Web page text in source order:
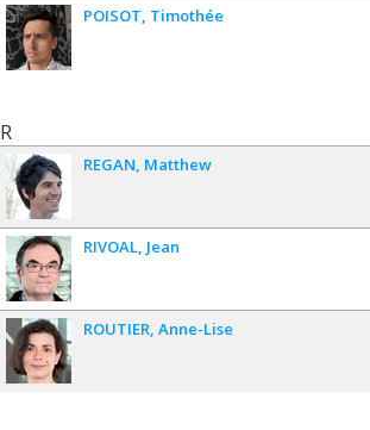
POISOT Timothée
R
REGAN Matthew
RIVOAL Jean
ROUTIER Anne-Lise